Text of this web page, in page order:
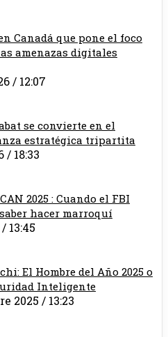
Canadá que pone el foco
amenazas digitales
/ 12:07
se convierte en el
estratégica tripartita
/ 18:33
2025 : Cuando el FBI
hacer marroquí
13:45
El Hombre del Año 2025 o
Inteligente
2025 / 13:23